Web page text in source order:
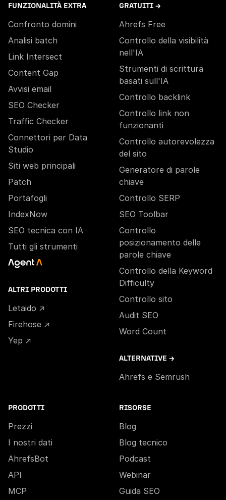
FUNZIONALITÀ EXTRA
Confronto domini
Analisi batch
Link Intersect
Content Gap
Avvisi email
SEO Checker
Traffic Checker
Connettori per Data
Studio
Siti web principali
Patch
Portafogli
IndexNow
SEO tecnica con IA
Tutti gli strumenti
ALTRI PRODOTTI
Letaido ↗
Firehose ↗
Yep ↗
GRATUITI →
Ahrefs Free
Controllo della visibilità
nell'IA
Strumenti di scrittura
basati sull'IA
Controllo backlink
Controllo link non
funzionanti
Controllo autorevolezza
del sito
Generatore di parole
chiave
Controllo SERP
SEO Toolbar
Controllo
posizionamento delle
parole chiave
Controllo della Keyword
Difficulty
Controllo sito
Audit SEO
Word Count
ALTERNATIVE →
Ahrefs e Semrush
PRODOTTI
Prezzi
I nostri dati
AhrefsBot
API
MCP
RISORSE
Blog
Blog tecnico
Podcast
Webinar
Guida SEO